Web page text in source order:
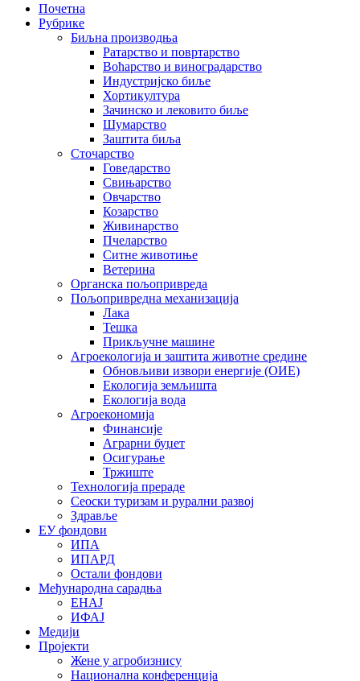
Почетна
Рубрике
Биљна производња
Ратарство и повртарство
Воћарство и виноградарство
Индустријско биље
Хортикултура
Зачинско и лековито биље
Шумарство
Заштита биља
Сточарство
Говедарство
Свињарство
Овчарство
Козарство
Живинарство
Пчеларство
Ситне животиње
Ветерина
Органска пољопривреда
Пољопривредна механизација
Лака
Тешка
Прикључне машине
Агроекологија и заштита животне средине
Обновљиви извори енергије (ОИЕ)
Екологија земљишта
Екологија вода
Агроекономија
Финансије
Аграрни буџет
Осигурање
Тржиште
Технологија прераде
Сеоски туризам и рурални развој
Здравље
ЕУ фондови
ИПА
ИПАРД
Остали фондови
Међународна сарадња
ЕНАЈ
ИФАЈ
Медији
Пројекти
Жене у агробизнису
Национална конференција